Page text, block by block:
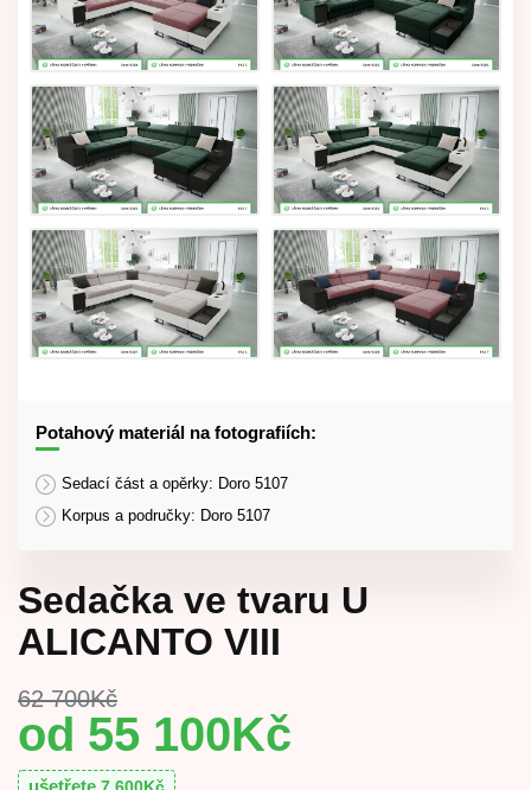
Potahový materiál na fotografiích:
Sedací část a opěrky: Doro 5107
Korpus a područky: Doro 5107
Sedačka ve tvaru U
ALICANTO VIII
62 700Kč
55 100Kč
ušetřete